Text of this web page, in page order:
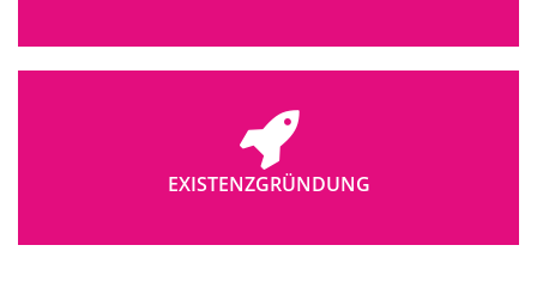
EXISTENZGRÜNDUNG